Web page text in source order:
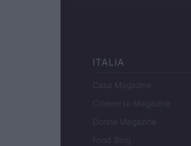
ITALIA
Casa Magazine
Cineverse Magazine
Donne Magazine
Food Blog